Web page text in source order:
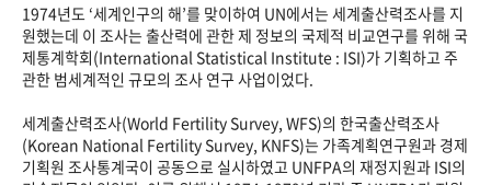
1974년도 ‘세계인구의 해’를 맞이하여 UN에서는 세계출산력조사를 지
원했는데 이 조사는 출산력에 관한 제 정보의 국제적 비교연구를 위해 국
제통계학회(International Statistical Institute : ISI)가 기획하고 주
관한 범세계적인 규모의 조사 연구 사업이었다.
세계출산력조사(World Fertility Survey, WFS)의 한국출산력조사
(Korean National Fertility Survey, KNFS)는 가족계획연구원과 경제
기획원 조사통계국이 공동으로 실시하였고 UNFPA의 재정지원과 ISI의